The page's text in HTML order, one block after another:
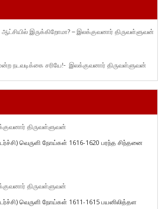
இருக்கிறோமா? – இலக்குவனார் திருவள்ளுவன்
நடவடிக்கை சரியே!- இலக்குவனார் திருவள்ளுவன்
திருவள்ளுவன்
வெருளி நோய்கள் 1616-1620 பரந்த சிந்தனை
திருவள்ளுவன்
வெருளி நோய்கள் 1611-1615 பயனிலித்தள